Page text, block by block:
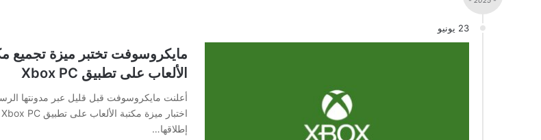
23 يونيو
مايكروسوفت تختبر ميزة تجميع
الألعاب على تطبيق Xbox PC
أعلنت مايكروسوفت قبل قليل عبر مدونتها
إطلاقها…